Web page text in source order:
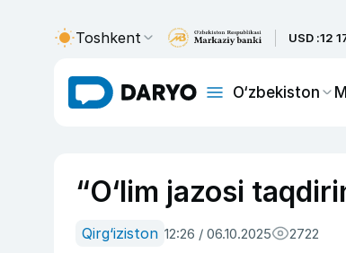
Toshkent USD :12
O‘zbekiston
“O‘lim jazosi
Qirg‘iziston 12:26 / 06.10.2025 2722